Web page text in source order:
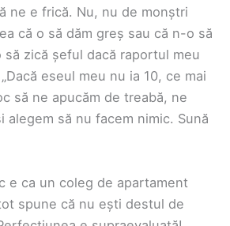
ne e frică. Nu, nu de monștri
că o să dăm greș sau că n-o să
zică șeful dacă raportul meu
eseul meu nu ia 10, ce mai
să ne apucăm de treabă, ne
alegem să nu facem nimic. Sună
e ca un coleg de apartament
spune că nu ești destul de